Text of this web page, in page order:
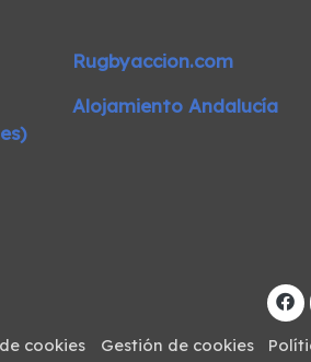
Rugbyaccion.com
Alojamiento Andalucía
cookies Gestión de cookies